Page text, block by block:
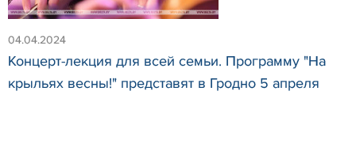
04.04.2024
Концерт-лекция для всей семьи. Программу "На
крыльях весны!" представят в Гродно 5 апреля